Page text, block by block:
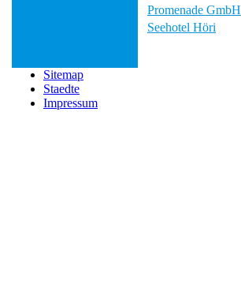
Promenade GmbH
Seehotel Höri
Sitemap
Staedte
Impressum